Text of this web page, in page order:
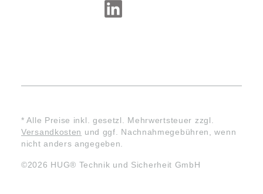
* Alle Preise inkl. gesetzl. Mehrwertsteuer zzgl.
Versandkosten und ggf. Nachnahmegebühren, wenn
nicht anders angegeben.
©2026 HUG® Technik und Sicherheit GmbH